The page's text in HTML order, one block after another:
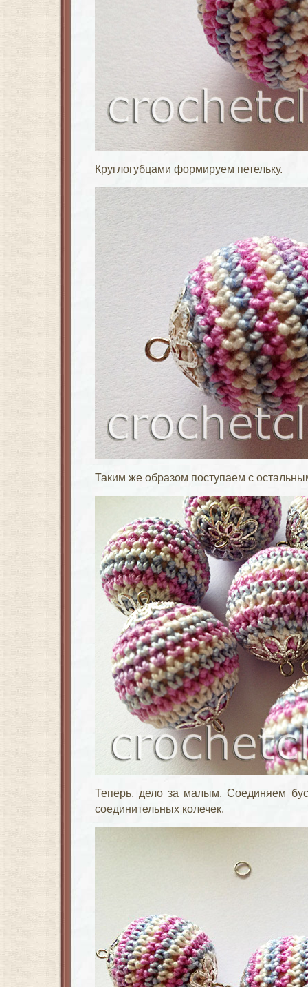
Круглогубцами формируем петельку.
Таким же образом поступаем с
Теперь, дело за малым. Соединяем
соединительных колечек.